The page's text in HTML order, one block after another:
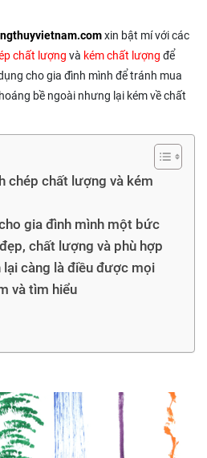
xin bật mí với các
chất lượng và kém chất lượng để
cho gia đình mình để tránh mua
bề ngoài nhưng lại kém về chất
chép chất lượng và kém
gia đình mình một bức
chất lượng và phù hợp
lại càng là điều được mọi
và tìm hiểu